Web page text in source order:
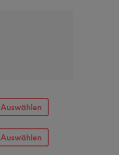
Auswählen
Auswählen